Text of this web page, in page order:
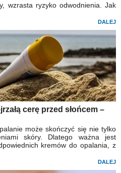
wzrasta ryzyko odwodnienia. Jak
DALEJ
cerę przed słońcem –
może skończyć się nie tylko
skóry. Dlatego ważna jest
kremów do opalania, z
DALEJ